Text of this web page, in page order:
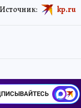
Источник: kp.ru